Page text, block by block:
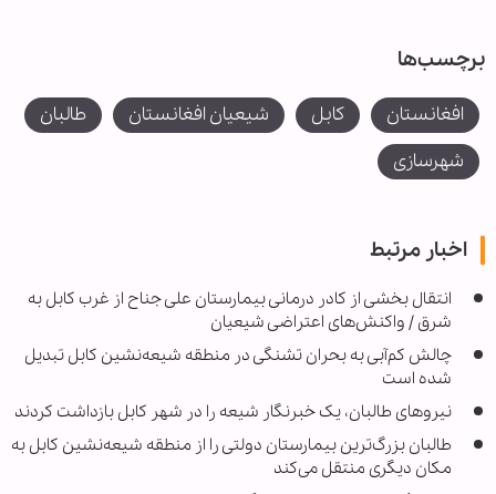
برچسب‌ها
افغانستان کابل شیعیان افغانستان
طالبان
شهرسازی
اخبار مرتبط
انتقال بخشی از کادر درمانی بیمارستان علی جناح از غرب کابل به
شرق / واکنش‌های اعتراضی شیعیان
چالش کم‌آبی به بحران تشنگی در منطقه شیعه‌نشین کابل تبدیل
شده است
نیروهای طالبان، یک خبرنگار شیعه را در شهر کابل بازداشت کردند
طالبان بزرگ‌ترین بیمارستان دولتی را از منطقه شیعه‌نشین کابل به
مکان دیگری منتقل می‌کند